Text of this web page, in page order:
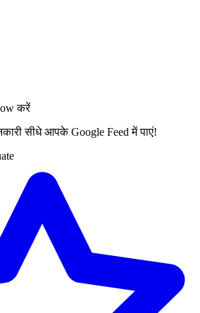
करें
सीधे आपके Google Feed में पाएं!